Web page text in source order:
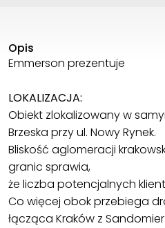
Opis
Emmerson prezentuje
LOKALIZACJA:
Obiekt zlokalizowany w
Brzeska przy ul. Nowy Rynek.
Bliskość aglomeracji
granic sprawia,
że liczba potencjalnych
Co więcej obok przebiega
łącząca Kraków z